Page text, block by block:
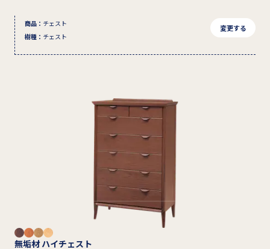
商品 ： チェスト
樹種 ： チェスト
変更する
無垢材 ハイチェスト